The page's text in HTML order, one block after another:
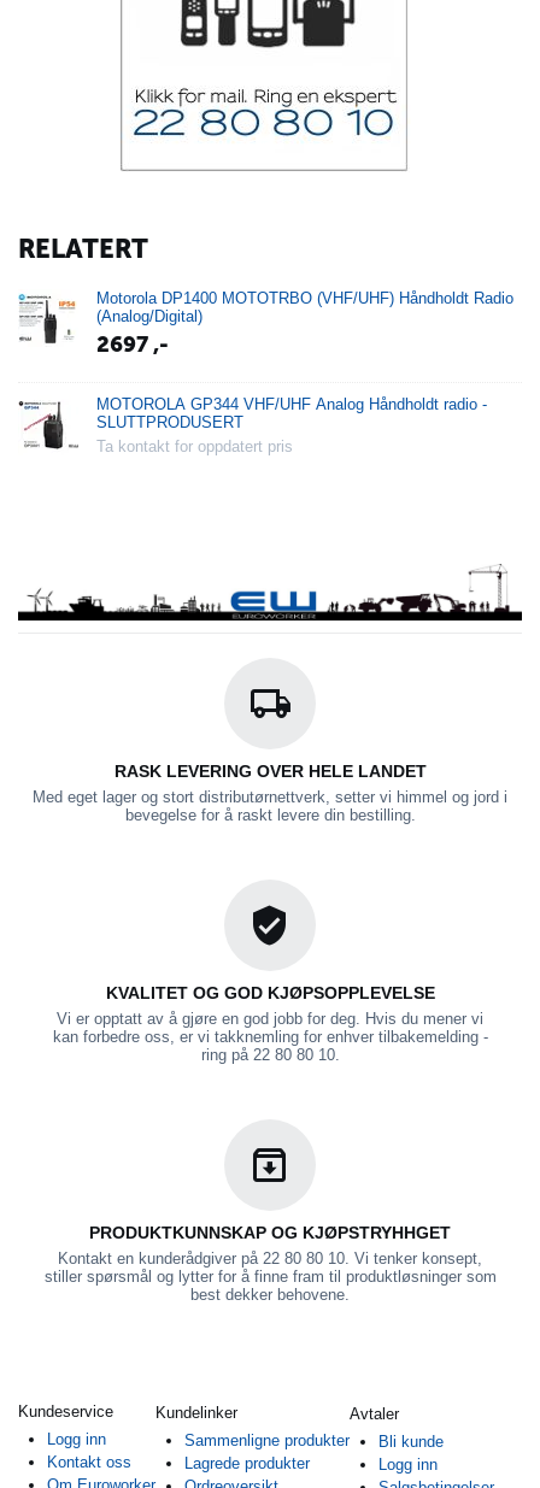
RELATERT
Motorola DP1400 MOTOTRBO (VHF/UHF) Håndholdt Radio
(Analog/Digital)
2697,-
MOTOROLA GP344 VHF/UHF Analog Håndholdt radio -
SLUTTPRODUSERT
Ta kontakt for oppdatert pris
RASK LEVERING OVER HELE LANDET
Med eget lager og stort distributørnettverk, setter vi himmel og jord i
bevegelse for å raskt levere din bestilling.
KVALITET OG GOD KJØPSOPPLEVELSE
Vi er opptatt av å gjøre en god jobb for deg. Hvis du mener vi
kan forbedre oss, er vi takknemling for enhver tilbakemelding -
ring på 22 80 80 10.
PRODUKTKUNNSKAP OG KJØPSTRYHHGET
Kontakt en kunderådgiver på 22 80 80 10. Vi tenker konsept,
stiller spørsmål og lytter for å finne fram til produktløsninger som
best dekker behovene.
Kundeservice
Logg inn
Kontakt oss
Kundelinker
Sammenligne produkter
Lagrede produkter
Avtaler
Bli kunde
Logg inn